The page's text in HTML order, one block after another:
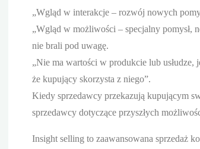
„Wgląd w interakcje – rozwój nowych
„Wgląd w możliwości – specjalny pomysł,
nie brali pod uwagę.
„Nie ma wartości w produkcie lub
że kupujący skorzysta z niego”.
Kiedy sprzedawcy przekazują kupującym
sprzedawcy dotyczące przyszłych
Insight selling to zaawansowana sprzedaż